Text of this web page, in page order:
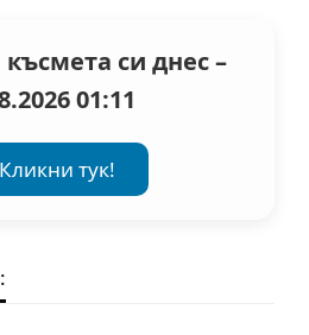
си днес –
01:11
Кликни тук!